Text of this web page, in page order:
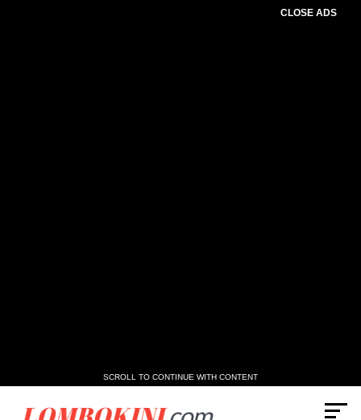
CLOSE ADS
SCROLL TO CONTINUE WITH CONTENT